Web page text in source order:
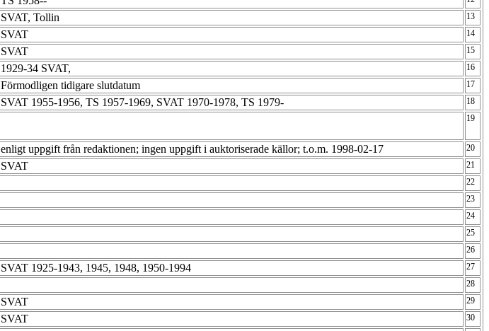
SVAT, Tollin 13
SVAT 14
SVAT 15
1929-34 SVAT, 16
Förmodligen tidigare slutdatum 17
SVAT 1955-1956, TS 1957-1969, SVAT 1970-1978, TS 1979- 18
19
enligt uppgift från redaktionen; ingen uppgift i auktoriserade källor; t.o.m. 1998-02-17 20
SVAT 21
22
23
24
25
26
SVAT 1925-1943, 1945, 1948, 1950-1994 27
28
SVAT 29
SVAT 30